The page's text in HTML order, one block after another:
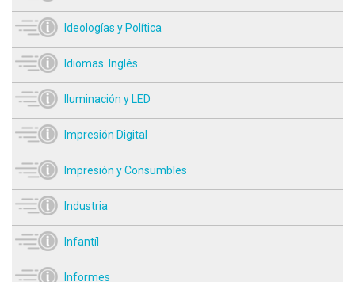
Ideologías y Política
Idiomas. Inglés
Iluminación y LED
Impresión Digital
Impresión y Consumbles
Industria
Infantíl
Informes